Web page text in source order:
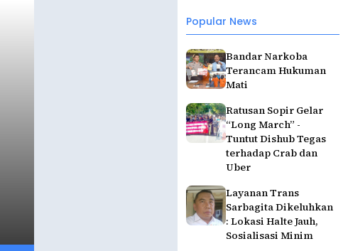
Popular News
Bandar Narkoba
Terancam Hukuman
Mati
Ratusan Sopir Gelar
“Long March” -
Tuntut Dishub Tegas
terhadap Crab dan
Uber
Layanan Trans
Sarbagita Dikeluhkan
: Lokasi Halte Jauh,
Sosialisasi Minim